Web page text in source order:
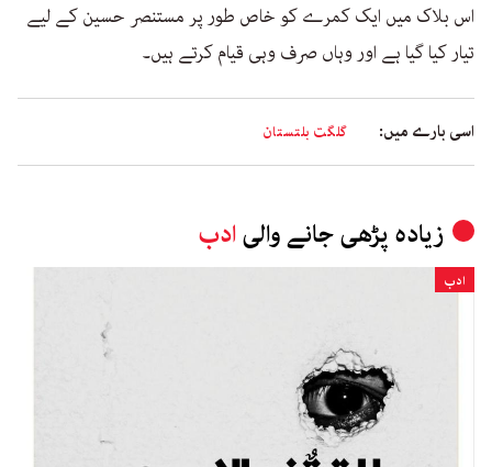
اس بلاک میں ایک کمرے کو خاص طور پر مستنصر حسین کے لیے
تیار کیا گیا ہے اور وہاں صرف وہی قیام کرتے ہیں۔
اسی بارے میں: گلگت بلتستان
زیادہ پڑھی جانے والیادب
ادب